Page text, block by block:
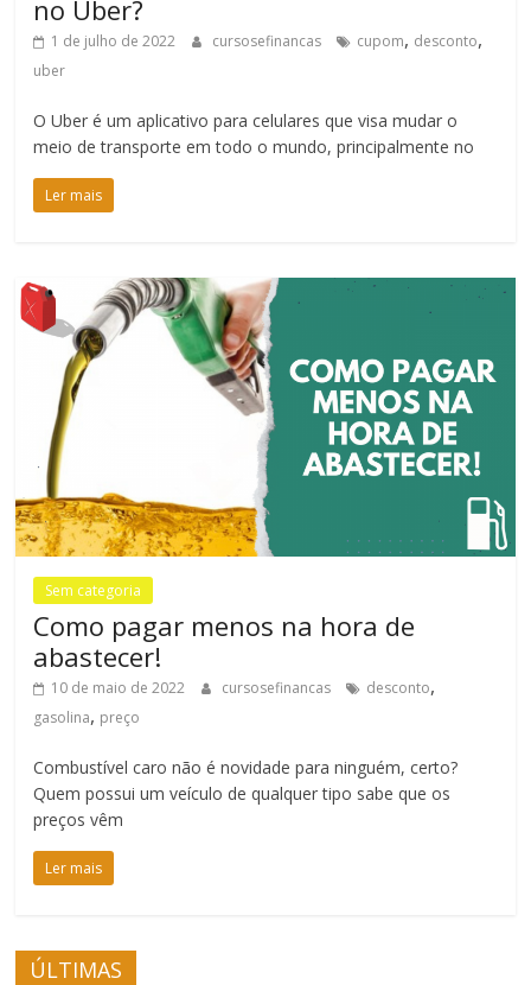
no Uber?
1 de julho de 2022 cursosefinancas cupom, desconto,
uber
O Uber é um aplicativo para celulares que visa mudar o
meio de transporte em todo o mundo, principalmente no
Ler mais
Sem categoria
Como pagar menos na hora de
abastecer!
10 de maio de 2022 cursosefinancas desconto,
gasolina, preço
Combustível caro não é novidade para ninguém, certo?
Quem possui um veículo de qualquer tipo sabe que os
preços vêm
Ler mais
ÚLTIMAS